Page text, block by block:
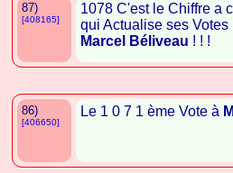
87)
[408165]
1078 C'est le Chiffre a
qui Actualise ses Votes
Marcel Béliveau ! ! !
86)
[406650]
Le 1 0 7 1 ème Vote à